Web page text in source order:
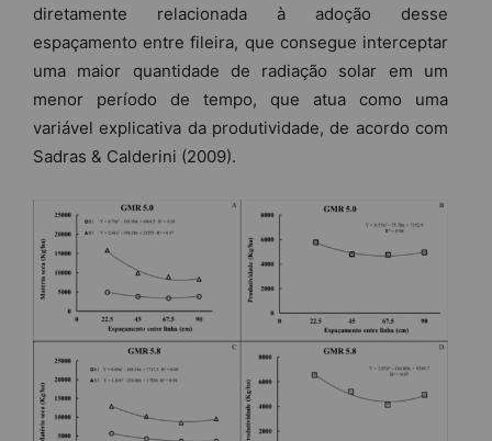
diretamente relacionada à adoção desse
espaçamento entre fileira, que consegue interceptar
uma maior quantidade de radiação solar em um
menor período de tempo, que atua como uma
variável explicativa da produtividade, de acordo com
Sadras & Calderini (2009).